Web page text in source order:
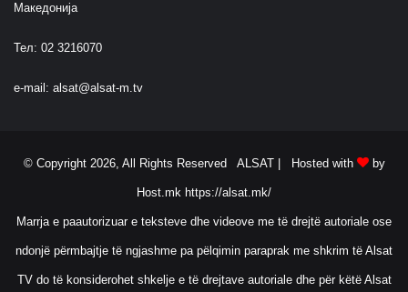
Македонија
Тел: 02 3216070
e-mail: alsat@alsat-m.tv
© Copyright 2026, All Rights Reserved ALSAT | Hosted with by
Host.mk https://alsat.mk/
Marrja e paautorizuar e teksteve dhe videove me të drejtë autoriale ose
ndonjë përmbajtje të ngjashme pa pëlqimin paraprak me shkrim të Alsat
TV do të konsiderohet shkelje e të drejtave autoriale dhe për këtë Alsat